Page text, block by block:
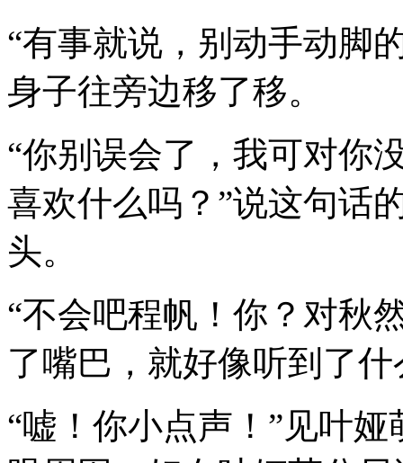
“有事就说，别动手动脚
身子往旁边移了移。
“你别误会了，我可对你
喜欢什么吗？”说这句话
头。
“不会吧程帆！你？对秋
了嘴巴，就好像听到了
“嘘！你小点声！”见叶